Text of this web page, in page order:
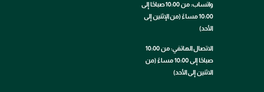
واتساب: من 10:00 صباحًا إلى
10:00 مساءً (من الإثنين إلى
الأحد)
الاتصال الهاتفي: من 10:00
صباحًا إلى 10:00 مساءً (من
الاثنين إلى الأحد)